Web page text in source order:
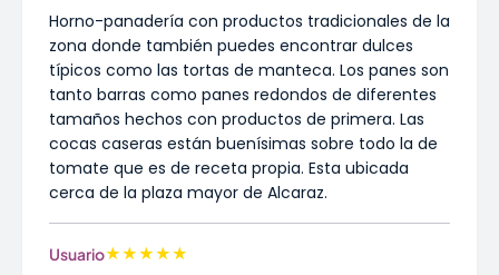
Horno-panadería con productos tradicionales de la
zona donde también puedes encontrar dulces
típicos como las tortas de manteca. Los panes son
tanto barras como panes redondos de diferentes
tamaños hechos con productos de primera. Las
cocas caseras están buenísimas sobre todo la de
tomate que es de receta propia. Esta ubicada
cerca de la plaza mayor de Alcaraz.
Usuario★★★★★